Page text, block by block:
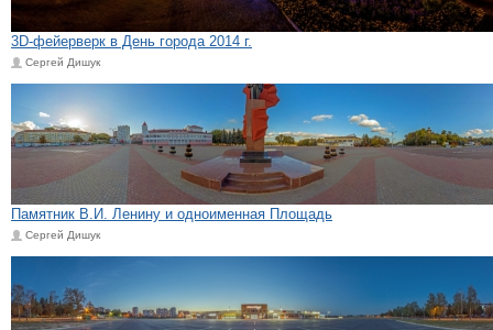
3D-фейерверк в День города 2014 г.
Сергей Дишук
Памятник В.И. Ленину и одноименная Площадь
Сергей Дишук